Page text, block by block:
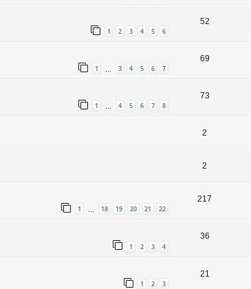
1 2 3 4 5 6
52
1 … 3 4 5 6 7
69
1 … 4 5 6 7 8
73
2
2
1 … 18 19 20 21 22
217
1 2 3 4
36
1 2 3
21